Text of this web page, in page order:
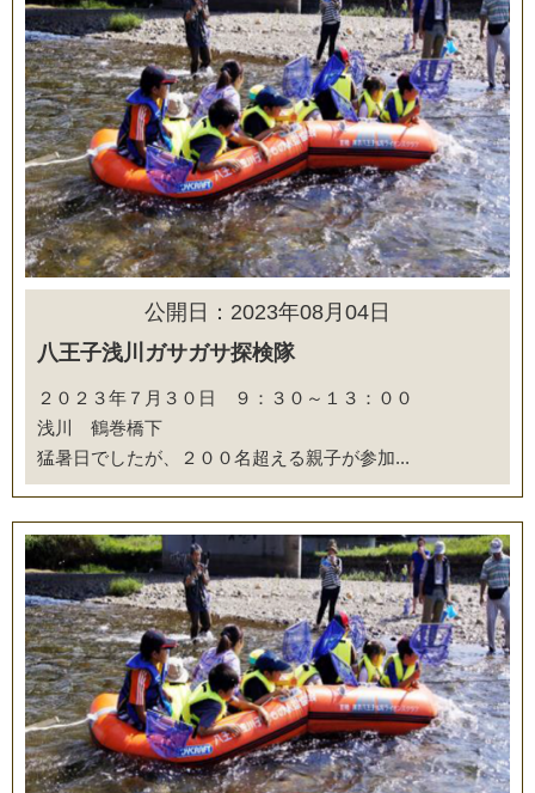
公開日：2023年08月04日
八王子浅川ガサガサ探検隊
２０２３年７月３０日 ９：３０～１３：００
浅川 鶴巻橋下
猛暑日でしたが、２００名超える親子が参加...